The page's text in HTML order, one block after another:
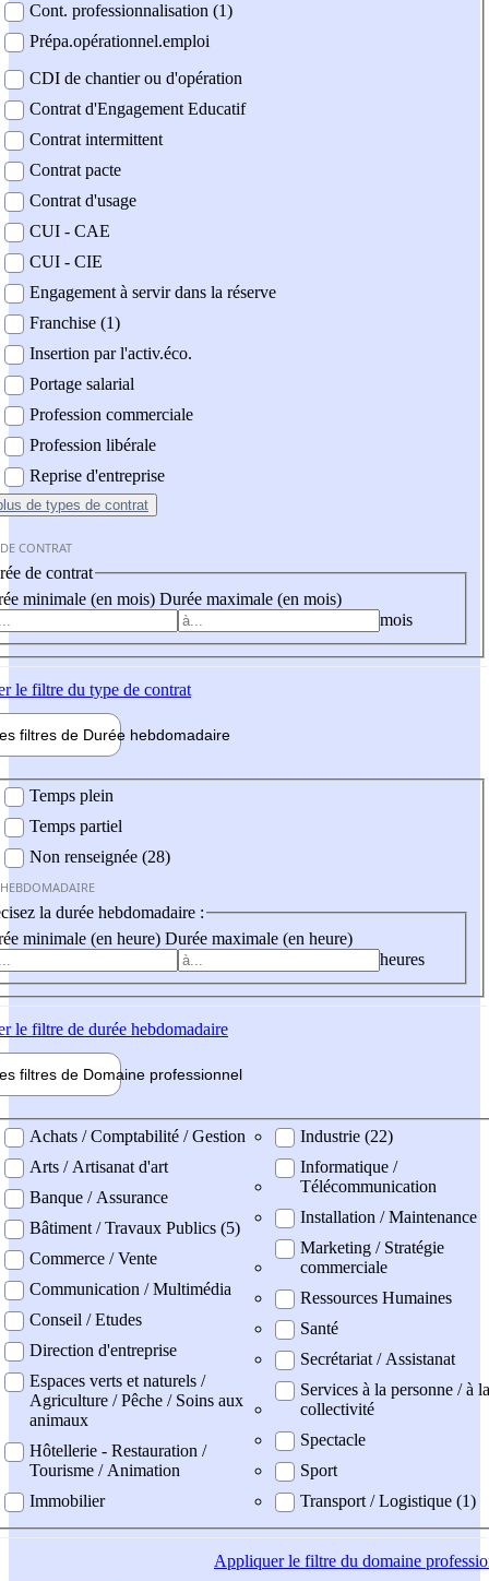
Cont. professionnalisation (1)
Prépa.opérationnel.emploi
CDI de chantier ou d'opération
Contrat d'Engagement Educatif
Contrat intermittent
Contrat pacte
Contrat d'usage
CUI - CAE
CUI - CIE
Engagement à servir dans la réserve
Franchise (1)
Insertion par l'activ.éco.
Portage salarial
Profession commerciale
Profession libérale
Reprise d'entreprise
de types de contrat
CONTRAT
de contrat
minimale (en mois) Durée maximale (en mois)
mois
le filtre du type de contrat
filtres de Durée hebdomadaire
Temps plein
Temps partiel
Non renseignée (28)
la durée hebdomadaire :
minimale (en heure) Durée maximale (en heure)
heures
le filtre de durée hebdomadaire
filtres de Domaine professionnel
professionel
Achats / Comptabilité / Gestion
Arts / Artisanat d'art
Banque / Assurance
Bâtiment / Travaux Publics (5)
Commerce / Vente
Communication / Multimédia
Conseil / Etudes
Direction d'entreprise
Espaces verts et naturels /
Agriculture / Pêche / Soins aux
animaux
Hôtellerie - Restauration /
Tourisme / Animation
Immobilier
Industrie (22)
Informatique /
Télécommunication
Installation / Maintenance
Marketing / Stratégie
commerciale
Ressources Humaines
Santé
Secrétariat / Assistanat
Services à la personne / à la
collectivité
Spectacle
Sport
Transport / Logistique (1)
Appliquerle filtre du domaine